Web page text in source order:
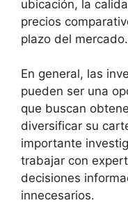
ubicación, la
precios
plazo del mercado.
En general, las
pueden ser una
que buscan
diversificar su
importante
trabajar con
decisiones
innecesarios.